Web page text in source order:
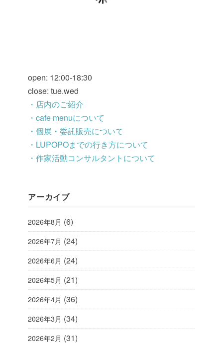
open: 12:00-18:30
close: tue.wed
・店内のご紹介
・cafe menuについて
・個展・委託販売について
・LUPOPOまでの行き方について
・作家活動コンサルタントについて
アーカイブ
2026年8月 (6)
2026年7月 (24)
2026年6月 (24)
2026年5月 (21)
2026年4月 (36)
2026年3月 (34)
2026年2月 (31)